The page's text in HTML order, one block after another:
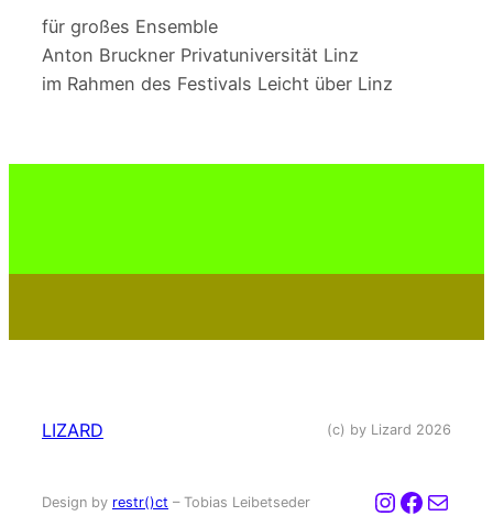
für großes Ensemble
Anton Bruckner Privatuniversität Linz
im Rahmen des Festivals Leicht über Linz
LIZARD (c) by Lizard 2026
Design by restr()ct – Tobias Leibetseder Mail